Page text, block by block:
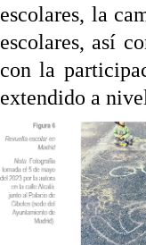
escolares, la
escolares, así
con la
extendido a